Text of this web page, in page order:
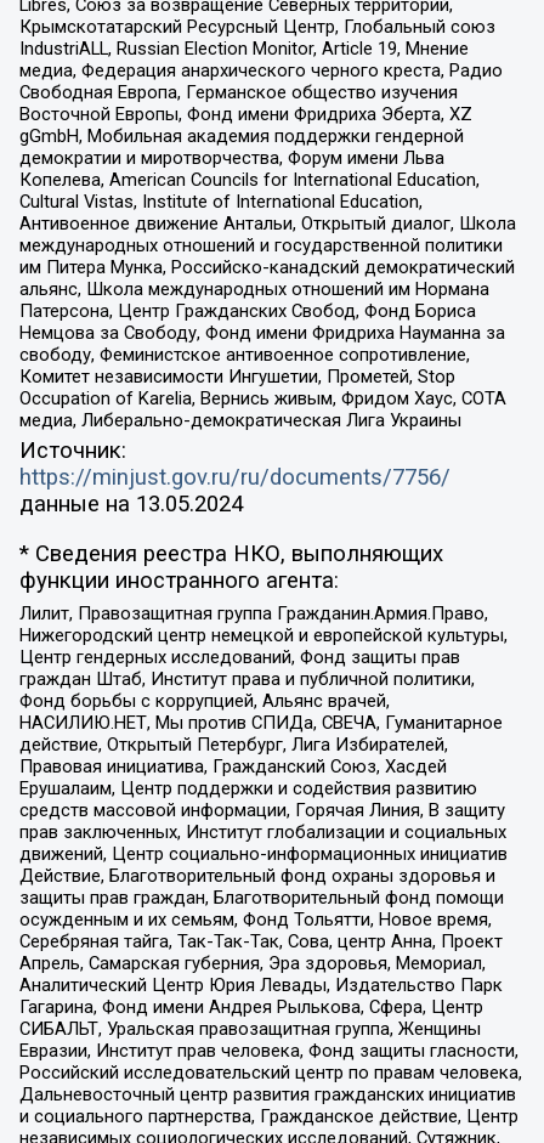
Libres, Союз за возвращение Северных территорий,
Крымскотатарский Ресурсный Центр, Глобальный союз
IndustriALL, Russian Election Monitor, Article 19, Мнение
медиа, Федерация анархического черного креста, Радио
Свободная Европа, Германское общество изучения
Восточной Европы, Фонд имени Фридриха Эберта, XZ
gGmbH, Мобильная академия поддержки гендерной
демократии и миротворчества, Форум имени Льва
Копелева, American Councils for International Education,
Cultural Vistas, Institute of International Education,
Антивоенное движение Антальи, Открытый диалог, Школа
международных отношений и государственной политики
им Питера Мунка, Российско-канадский демократический
альянс, Школа международных отношений им Нормана
Патерсона, Центр Гражданских Свобод, Фонд Бориса
Немцова за Свободу, Фонд имени Фридриха Науманна за
свободу, Феминистское антивоенное сопротивление,
Комитет независимости Ингушетии, Прометей, Stop
Occupation of Karelia, Вернись живым, Фридом Хаус, СОТА
медиа, Либерально-демократическая Лига Украины
Источник:
https://minjust.gov.ru/ru/documents/7756/
данные на 13.05.2024
* Сведения реестра НКО, выполняющих
функции иностранного агента:
Лилит, Правозащитная группа Гражданин.Армия.Право,
Нижегородский центр немецкой и европейской культуры,
Центр гендерных исследований, Фонд защиты прав
граждан Штаб, Институт права и публичной политики,
Фонд борьбы с коррупцией, Альянс врачей,
НАСИЛИЮ.НЕТ, Мы против СПИДа, СВЕЧА, Гуманитарное
действие, Открытый Петербург, Лига Избирателей,
Правовая инициатива, Гражданский Союз, Хасдей
Ерушалаим, Центр поддержки и содействия развитию
средств массовой информации, Горячая Линия, В защиту
прав заключенных, Институт глобализации и социальных
движений, Центр социально-информационных инициатив
Действие, Благотворительный фонд охраны здоровья и
защиты прав граждан, Благотворительный фонд помощи
осужденным и их семьям, Фонд Тольятти, Новое время,
Серебряная тайга, Так-Так-Так, Сова, центр Анна, Проект
Апрель, Самарская губерния, Эра здоровья, Мемориал,
Аналитический Центр Юрия Левады, Издательство Парк
Гагарина, Фонд имени Андрея Рылькова, Сфера, Центр
СИБАЛЬТ, Уральская правозащитная группа, Женщины
Евразии, Институт прав человека, Фонд защиты гласности,
Российский исследовательский центр по правам человека,
Дальневосточный центр развития гражданских инициатив
и социального партнерства, Гражданское действие, Центр